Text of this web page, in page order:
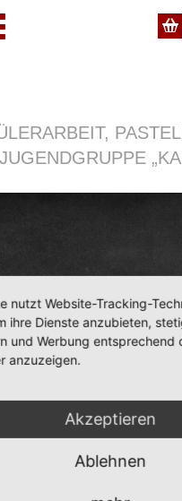
JUGENDGRUPPE
nutzt Website-Tracking-
ihre Dienste anzubieten,
und Werbung entsprechend
anzuzeigen.
Akzeptieren
Ablehnen